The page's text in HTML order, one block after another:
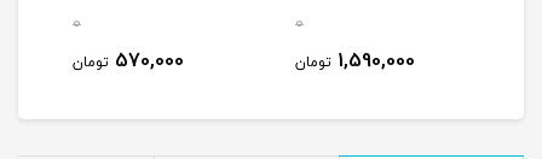
0
1,590,000 تومان
0
570,000 تومان